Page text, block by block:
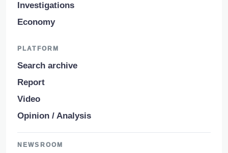
Investigations
Economy
PLATFORM
Search archive
Report
Video
Opinion / Analysis
NEWSROOM